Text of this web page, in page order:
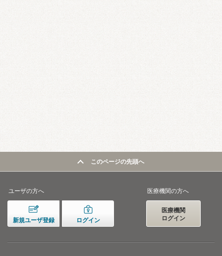
このページの先頭へ
ユーザの方へ
新規ユーザ登録 ログイン
医療機関の方へ
医療機関
ログイン